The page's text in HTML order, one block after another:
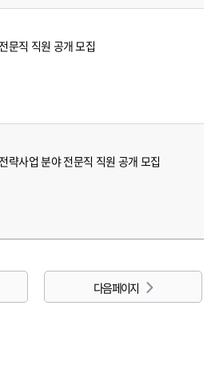
문직 직원 공개 모집
략사업 분야 전문직 직원 공개 모집
다음 페이지